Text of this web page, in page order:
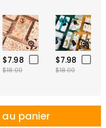
$7.98
$18.00
$7.98
$18.00
panier